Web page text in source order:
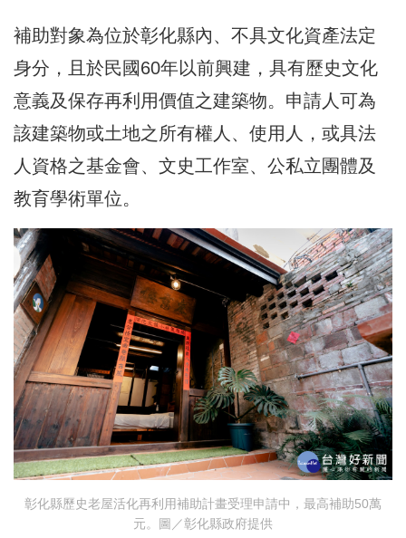
補助對象為位於彰化縣內、不具文化資產法定
身分，且於民國60年以前興建，具有歷史文化
意義及保存再利用價值之建築物。申請人可為
該建築物或土地之所有權人、使用人，或具法
人資格之基金會、文史工作室、公私立團體及
教育學術單位。
彰化縣歷史老屋活化再利用補助計畫受理申請中，最高補助50萬
元。圖／彰化縣政府提供